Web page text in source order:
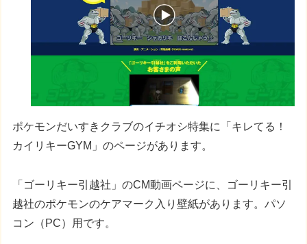
ポケモンだいすきクラブのイチオシ特集に「キレてる！
カイリキーGYM」のページがあります。
「ゴーリキー引越社」のCM動画ページに、ゴーリキー引
越社のポケモンのケアマーク入り壁紙があります。パソ
コン（PC）用です。